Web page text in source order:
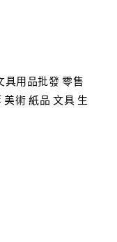
具用品批發 零售
術 紙品 文具 生